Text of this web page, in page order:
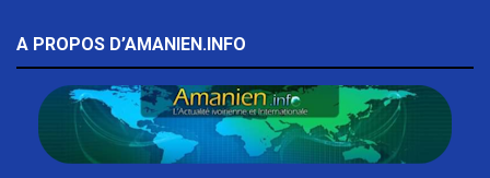
A PROPOS D’AMANIEN.INFO